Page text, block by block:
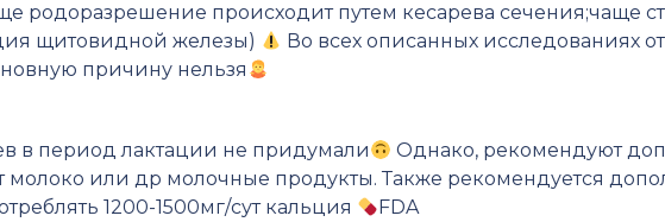
происходит путем кесарева сечения;чаще
щитовидной железы)
Во всех описанных исследованиях
причину нельзя
в период лактации не придумали
Однако, рекомендуют
или др молочные продукты. Также рекомендуется
1200-1500мг/сут кальция
FDA